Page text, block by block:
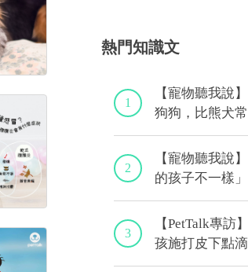
熱門知識文
1
【寵物聽我說
狗狗，比熊犬
解析！｜專業
2
【寵物聽我說
的孩子不一樣
佳後盾！特寵
業獸醫—侯彣
3
【PetTalk專訪
孩施打皮下點
—宋子揚